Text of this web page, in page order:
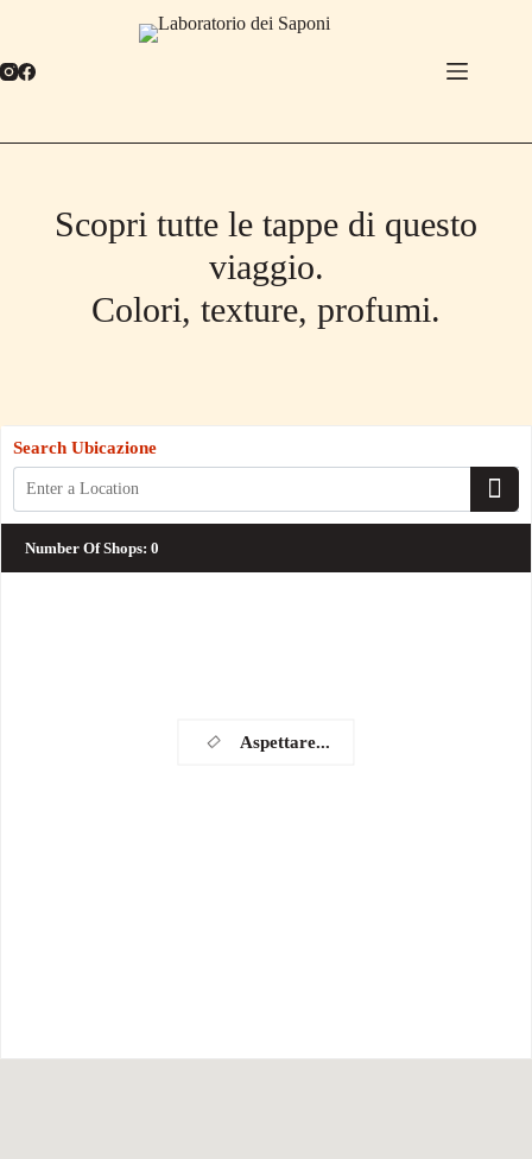
Scopri tutte le tappe di questo
viaggio.
Colori, texture, profumi.
Aspettare...
Search Ubicazione
Number Of Shops: 0